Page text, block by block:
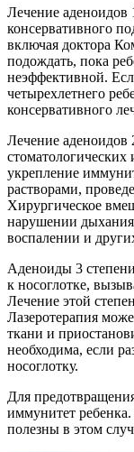
Лечение аденоидов
консервативного
включая доктора
подождать, пока
неэффективной.
четырехлетнего
консервативного
Лечение аденоидов
укрепление
растворами,
Хирургическое
нарушении дыхания
воспалении и
Аденоиды 3
к носоглотке,
Лечение этой
Лазеротерапия
ткани и
необходима, если
носоглотку.
Для
иммунитет
полезны в этом